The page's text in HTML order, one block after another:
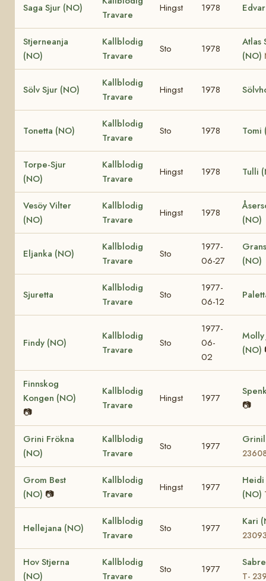
Saga Sjur (NO)
Travare
Hingst 1978
Stjerneanja
(NO)
Kallblodig
Travare
Sto 1978
Atlas
(NO)
Sölv Sjur (NO)
Kallblodig
Travare
Hingst 1978
Tonetta (NO)
Kallblodig
Travare
Sto 1978 Tomi
Torpe-Sjur
(NO)
Kallblodig
Travare
Hingst 1978 Tulli
Vesöy Vilter
(NO)
Kallblodig
Travare
Hingst 1978
(NO)
Eljanka (NO)
Kallblodig
Travare
Sto
1977-
06-27
(NO)
Sjuretta
Kallblodig
Travare
Sto
1977-
06-12
Findy (NO)
Kallblodig
Travare
Sto
1977-
06-
02
Molly
(NO)
Finnskog
Kongen (NO)
📷
Kallblodig
Travare
Hingst 1977
📷
Grini Frökna
(NO)
Kallblodig
Travare
Sto 1977
Grom Best
(NO) 📷
Kallblodig
Travare
Hingst 1977
Heidi
(NO)
Hellejana (NO)
Kallblodig
Travare
Sto 1977
Kari
Hov Stjerna
(NO)
Kallblodig
Travare
Sto 1977
T-